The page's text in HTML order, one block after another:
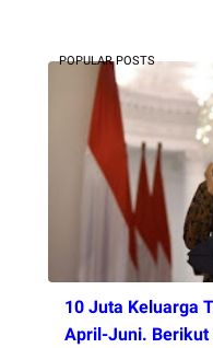
POPULAR POSTS
10 Juta Keluarga
April-Juni. Berikut